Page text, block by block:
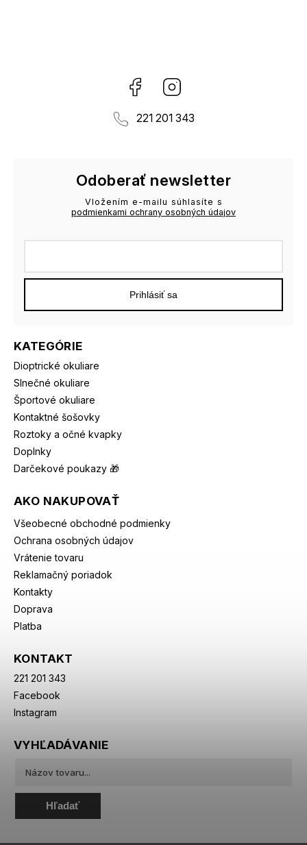
Facebook
221 201 343
KATEGÓRIE
Dioptrické okuliare
Slnečné okuliare
Športové okuliare
Kontaktné šošovky
Roztoky a očné kvapky
Doplnky
Darčekové poukazy 🎁
AKO NAKUPOVAŤ
Všeobecné obchodné podmienky
Ochrana osobných údajov
Vrátenie tovaru
Reklamačný poriadok
Kontakty
Doprava
Platba
KONTAKT
221 201 343
Facebook
Instagram
Odoberať newsletter
Vložením e-mailu súhlasíte s
podmienkami ochrany osobných údajov
Prihlásiť sa
VYHĽADÁVANIE
Hľadať